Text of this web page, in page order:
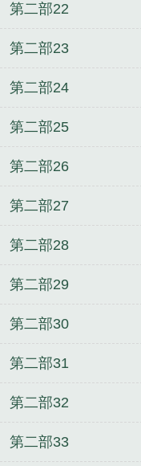
第二部22
第二部23
第二部24
第二部25
第二部26
第二部27
第二部28
第二部29
第二部30
第二部31
第二部32
第二部33